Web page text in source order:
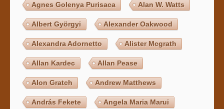
Agnes Golenya Purisaca Alan W. Watts
Albert Györgyi Alexander Oakwood
Alexandra Adornetto Alister Mcgrath
Allan Kardec Allan Pease
Alon Gratch Andrew Matthews
András Fekete Angela Maria Marui